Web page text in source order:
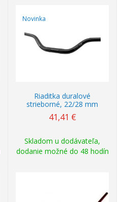
Novinka
Riaditka duralové
strieborné, 22/28 mm
41,41 €
Skladom u dodávateľa,
dodanie možné do 48 hodín